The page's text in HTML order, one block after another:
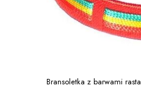
Bransoletka z barwami rasta